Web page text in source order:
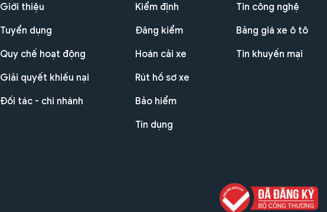
Giới thiệu
Tuyển dụng
Quy chế hoạt động
Giải quyết khiếu nại
Đối tác - chi nhánh
Kiểm định
Đăng kiểm
Hoán cải xe
Rút hồ sơ xe
Bảo hiểm
Tín dụng
Tin công nghệ
Bảng giá xe ô tô
Tin khuyến mại